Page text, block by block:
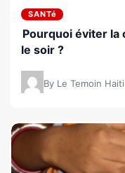
SANTé
Pourquoi éviter la
le soir ?
By Le Temoin Haiti